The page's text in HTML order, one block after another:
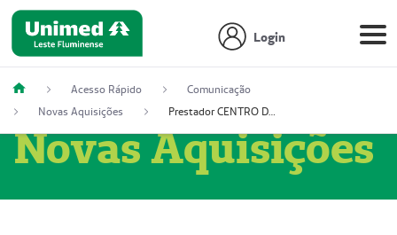
Login
Acesso Rápido
Comunicação
Novas Aquisições
Prestador CENTRO DE ONCOLOGIA
Novas Aquisições